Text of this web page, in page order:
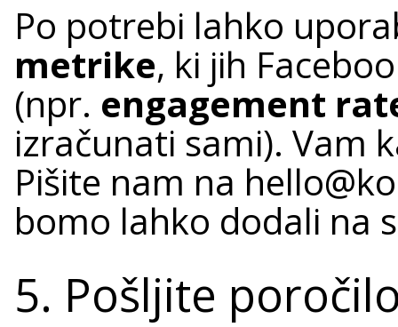
Po potrebi lahko
metrike, ki jih
(npr. engagement
izračunati sami). Vam
Pišite nam na
bomo lahko dodali na
5. Pošljite